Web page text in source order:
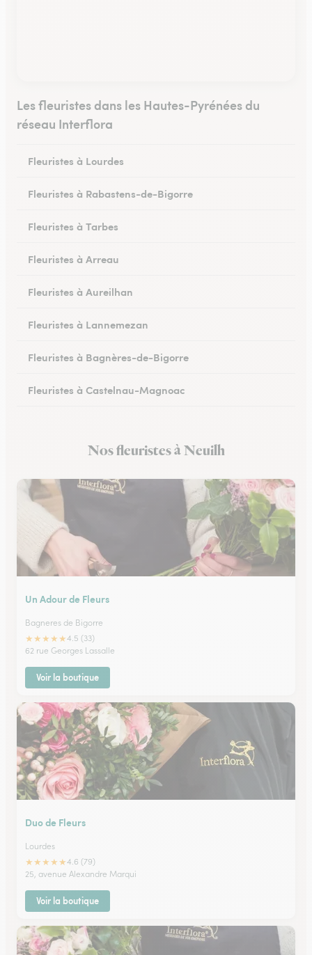
Les fleuristes dans les Hautes-Pyrénées du
réseau Interflora
Fleuristes à Lourdes
Fleuristes à Rabastens-de-Bigorre
Fleuristes à Tarbes
Fleuristes à Arreau
Fleuristes à Aureilhan
Fleuristes à Lannemezan
Fleuristes à Bagnères-de-Bigorre
Fleuristes à Castelnau-Magnoac
Nos fleuristes à Neuilh
Un Adour de Fleurs
Bagneres de Bigorre
★★★★★4.5 (33)
62 rue Georges Lassalle
Voir la boutique
Duo de Fleurs
Lourdes
★★★★★4.6 (79)
25, avenue Alexandre Marqui
Voir la boutique